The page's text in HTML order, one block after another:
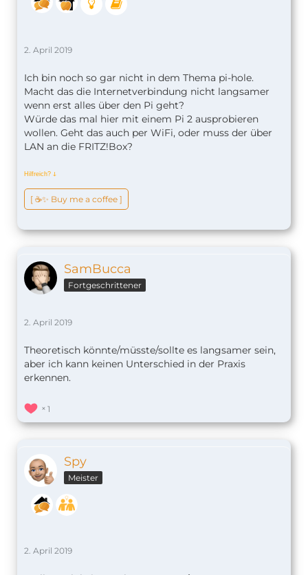
2. April 2019
Ich bin noch so gar nicht in dem Thema pi-hole.
Macht das die Internetverbindung nicht langsamer
wenn erst alles über den Pi geht?
Würde das mal hier mit einem Pi 2 ausprobieren
wollen. Geht das auch per WiFi, oder muss der über
LAN an die FRITZ!Box?
Hilfreich? ↆ
[ ☕️✨ Buy me a coffee ]
SamBucca
Fortgeschrittener
2. April 2019
Theoretisch könnte/müsste/sollte es langsamer sein,
aber ich kann keinen Unterschied in der Praxis
erkennen.
1
Spy
Meister
2. April 2019